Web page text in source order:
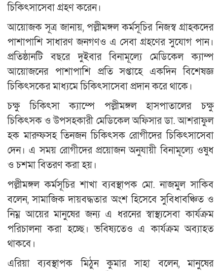
চিকিৎসাসেবা গ্রহণ করেন।
আয়োজক সূত্র জানায়, পল্লীমঙ্গল কর্মসূচির নিজস্ব গ্রাহকদের
পাশাপাশি সাধারণ জনগণও এ সেবা গ্রহণের সুযোগ পান।
প্রতিষ্ঠানটি বছরে দুইবার বিনামূল্যে মেডিকেল ক্যাম্প
আয়োজনের পাশাপাশি প্রতি সপ্তাহে একদিন বিশেষজ্ঞ
চিকিৎসকের মাধ্যমে চিকিৎসাসেবা প্রদান করে থাকে।
চক্ষু চিকিৎসা ক্যাম্পে পল্লীমঙ্গল হাসপাতালের চক্ষু
চিকিৎসক ও উপসহকারী মেডিকেল অফিসার ডা. আশরাফুল
হক মারুফসহ তিনজন চিকিৎসক রোগীদের চিকিৎসাসেবা
দেন। এ সময় রোগীদের প্রয়োজন অনুযায়ী বিনামূল্যে ওষুধ
ও চশমা বিতরণ করা হয়।
পল্লীমঙ্গল কর্মসূচির শাখা ব্যবস্থাপক মো. নাজমুল সাকিব
বলেন, সামাজিক দায়বদ্ধতার অংশ হিসেবে সুবিধাবঞ্চিত ও
নিম্ন আয়ের মানুষের জন্য এ ধরনের স্বাস্থ্যসেবা কার্যক্রম
পরিচালনা করা হচ্ছে। ভবিষ্যতেও এ কার্যক্রম অব্যাহত
থাকবে।
এরিয়া ব্যবস্থাপক মিঠুন কুমার সাহা বলেন, মানুষের